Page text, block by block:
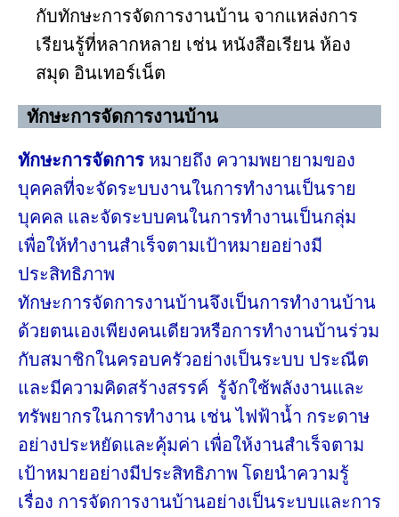
กับทักษะการจัดการงานบ้าน จากแหล่งการ
เรียนรู้ที่หลากหลาย เช่น หนังสือเรียน ห้อง
สมุด อินเทอร์เน็ต
ทักษะการจัดการงานบ้าน
ทักษะการจัดการ หมายถึง ความพยายามของ
บุคคลที่จะจัดระบบงานในการทำงานเป็นราย
บุคคล และจัดระบบคนในการทำงานเป็นกลุ่ม
เพื่อให้ทำงานสำเร็จตามเป้าหมายอย่างมี
ประสิทธิภาพ
ทักษะการจัดการงานบ้านจึงเป็นการทำงานบ้าน
ด้วยตนเองเพียงคนเดียวหรือการทำงานบ้านร่วม
กับสมาชิกในครอบครัวอย่างเป็นระบบ ประณีต
และมีความคิดสร้างสรรค์ รู้จักใช้พลังงานและ
ทรัพยากรในการทำงาน เช่น ไฟฟ้าน้ำ กระดาษ
อย่างประหยัดและคุ้มค่า เพื่อให้งานสำเร็จตาม
เป้าหมายอย่างมีประสิทธิภาพ โดยนำความรู้
เรื่อง การจัดการงานบ้านอย่างเป็นระบบและการ